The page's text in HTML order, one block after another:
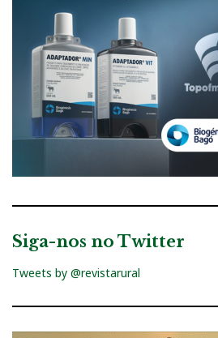
Siga-nos no Twitter
Tweets by @revistarural